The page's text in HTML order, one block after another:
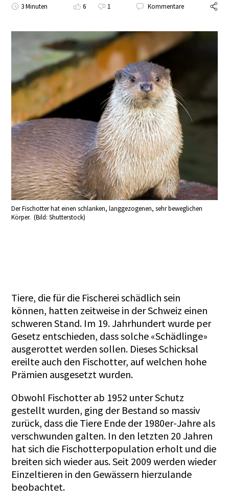
3 Minuten 6 1 Kommentare
Der Fischotter hat einen schlanken, langgezogenen, sehr beweglichen
Körper. (Bild: Shutterstock)
Tiere, die für die Fischerei schädlich sein
können, hatten zeitweise in der Schweiz einen
schweren Stand. Im 19. Jahrhundert wurde per
Gesetz entschieden, dass solche «Schädlinge»
ausgerottet werden sollen. Dieses Schicksal
ereilte auch den Fischotter, auf welchen hohe
Prämien ausgesetzt wurden.
Obwohl Fischotter ab 1952 unter Schutz
gestellt wurden, ging der Bestand so massiv
zurück, dass die Tiere Ende der 1980er-Jahre als
verschwunden galten. In den letzten 20 Jahren
hat sich die Fischotterpopulation erholt und die
breiten sich wieder aus. Seit 2009 werden wieder
Einzeltieren in den Gewässern hierzulande
beobachtet.